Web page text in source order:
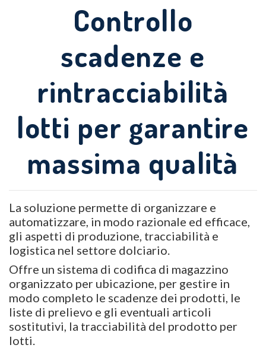
Controllo
scadenze e
rintracciabilità
lotti per garantire
massima qualità
La soluzione permette di organizzare e
automatizzare, in modo razionale ed efficace,
gli aspetti di produzione, tracciabilità e
logistica nel settore dolciario.
Offre un sistema di codifica di magazzino
organizzato per ubicazione, per gestire in
modo completo le scadenze dei prodotti, le
liste di prelievo e gli eventuali articoli
sostitutivi, la tracciabilità del prodotto per
lotti.